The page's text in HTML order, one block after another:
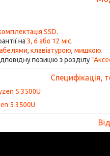
SSD.
на 3, 6 або 12 міс.
, клавіатурою, мишкою.
позицію з розділу
Специфікація,
5 3500U
5 3500U